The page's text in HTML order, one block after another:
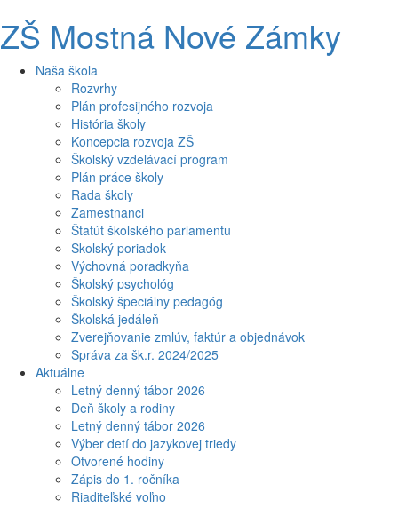
ZŠ Mostná Nové Zámky
Naša škola
Rozvrhy
Plán profesijného rozvoja
História školy
Koncepcia rozvoja ZŠ
Školský vzdelávací program
Plán práce školy
Rada školy
Zamestnanci
Štatút školského parlamentu
Školský poriadok
Výchovná poradkyňa
Školský psychológ
Školský špeciálny pedagóg
Školská jedáleň
Zverejňovanie zmlúv, faktúr a objednávok
Správa za šk.r. 2024/2025
Aktuálne
Letný denný tábor 2026
Deň školy a rodiny
Letný denný tábor 2026
Výber detí do jazykovej triedy
Otvorené hodiny
Zápis do 1. ročníka
Riaditeľské voľno